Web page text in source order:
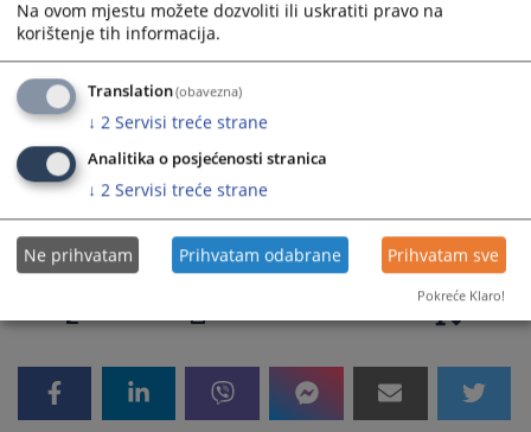
Prateći dokumenti
MODUL 3 – GRAĐANSKA OBLAST
8325PREGLEDA
Na ovom mjestu možete dozvoliti ili uskratiti pravo na
korištenje tih informacija.
Translation(obavezna)
↓ 2 Servisi treće strane
Analitika o posjećenosti stranica
↓ 2 Servisi treće strane
Ne prihvatam Prihvatam odabrane Prihvatam sve
Pokreće Klaro!